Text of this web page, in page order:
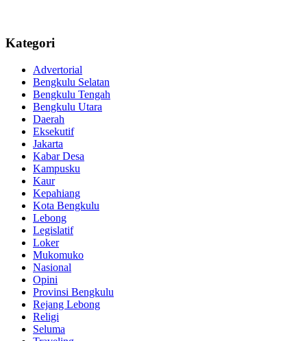
Kategori
Advertorial
Bengkulu Selatan
Bengkulu Tengah
Bengkulu Utara
Daerah
Eksekutif
Jakarta
Kabar Desa
Kampusku
Kaur
Kepahiang
Kota Bengkulu
Lebong
Legislatif
Loker
Mukomuko
Nasional
Opini
Provinsi Bengkulu
Rejang Lebong
Religi
Seluma